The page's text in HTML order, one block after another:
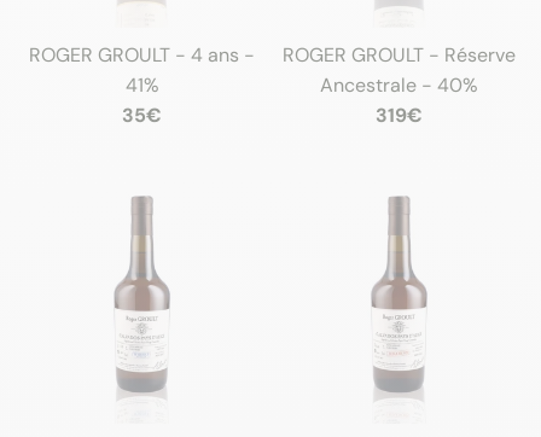
ROGER GROULT - 4 ans -
41%
35€
ROGER GROULT - Réserve
Ancestrale - 40%
319€